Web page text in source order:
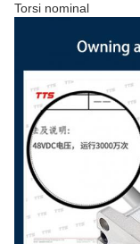
Torsi nominal